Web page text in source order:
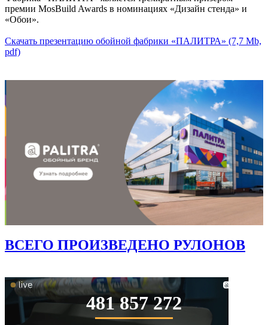
премии MosBuild Awards в номинациях «Дизайн стенда» и
«Обои».
Скачать презентацию обойной фабрики «ПАЛИТРА» (7,7 Mb,
pdf)
ВСЕГО ПРОИЗВЕДЕНО РУЛОНОВ
481 857 272